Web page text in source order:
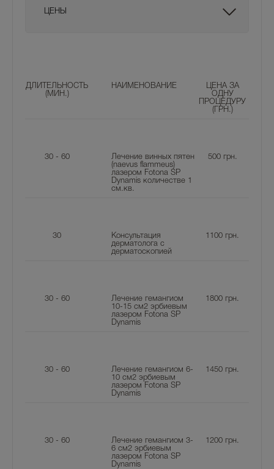
ЦЕНЫ
ДЛИТЕЛЬНОСТЬ
(МИН.)
НАИМЕНОВАНИЕ
ЦЕНА ЗА
ОДНУ
ПРОЦЕДУРУ
(ГРН.)
30 - 60
Лечение винных пятен
(naevus flammeus)
лазером Fotona SP
Dynamis количестве 1
см.кв.
500грн.
30
Консультация
дерматолога с
дерматоскопией
1100 грн.
30 - 60
Лечение гемангиом
10-15 см2 эрбиевым
лазером Fotona SP
Dynamis
1800 грн.
30 - 60
Лечение гемангиом 6-
10 см2 эрбиевым
лазером Fotona SP
Dynamis
1450 грн.
30 - 60
Лечение гемангиом 3-
6 см2 эрбиевым
лазером Fotona SP
Dynamis
1200 грн.